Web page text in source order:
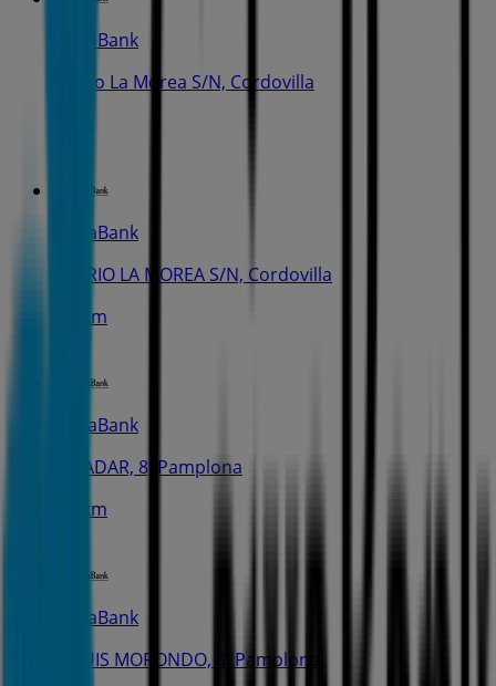
CaixaBank
Barrio La Morea S/N, Cordovilla
CaixaBank
BARRIO LA MOREA S/N, Cordovilla
1.2 km
CaixaBank
C. SADAR, 8, Pamplona
1.3 km
CaixaBank
C. LUIS MORONDO, 3, Pamplona